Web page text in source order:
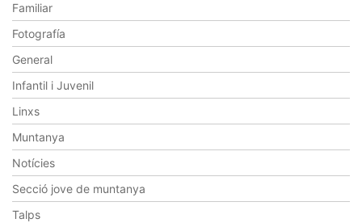
Familiar
Fotografía
General
Infantil i Juvenil
Linxs
Muntanya
Notícies
Secció jove de muntanya
Talps